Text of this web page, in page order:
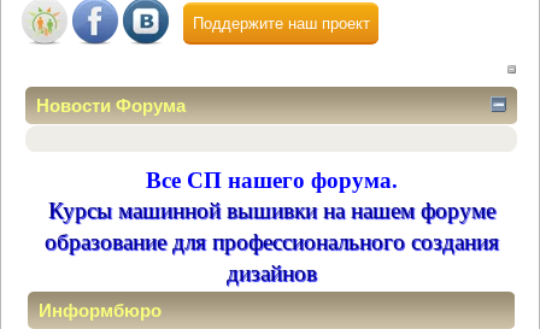
Поддержите наш проект
Новости Форума
Все СП нашего форума.
Курсы машинной вышивки на нашем форуме
образование для профессионального создания
дизайнов
Информбюро